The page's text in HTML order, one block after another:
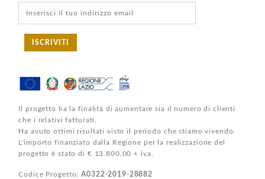
ISCRIVITI
Il progetto ha la finalità di aumentare sia il numero di clienti
che i relativi fatturati.
Ha avuto ottimi risultati visto il periodo che stiamo vivendo.
L'importo finanziato dalla Regione per la realizzazione del
progetto è stato di € 13.800,00 + iva.
Codice Progetto:A0322-2019-28882